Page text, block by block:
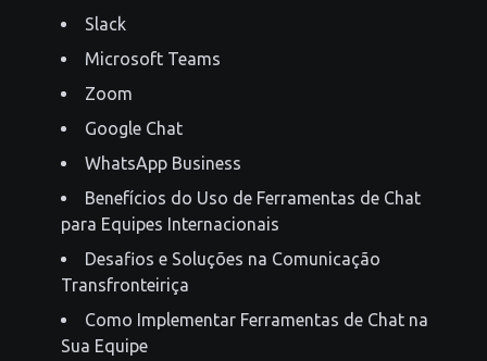
Slack
Microsoft Teams
Zoom
Google Chat
WhatsApp Business
Benefícios do Uso de Ferramentas de Chat
para Equipes Internacionais
Desafios e Soluções na Comunicação
Transfronteiriça
Como Implementar Ferramentas de Chat na
Sua Equipe